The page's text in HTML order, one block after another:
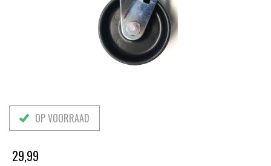
OP VOORRAAD
29,99